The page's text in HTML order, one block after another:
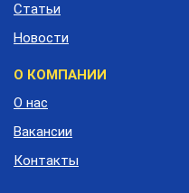
Статьи
Новости
О КОМПАНИИ
О нас
Вакансии
Контакты